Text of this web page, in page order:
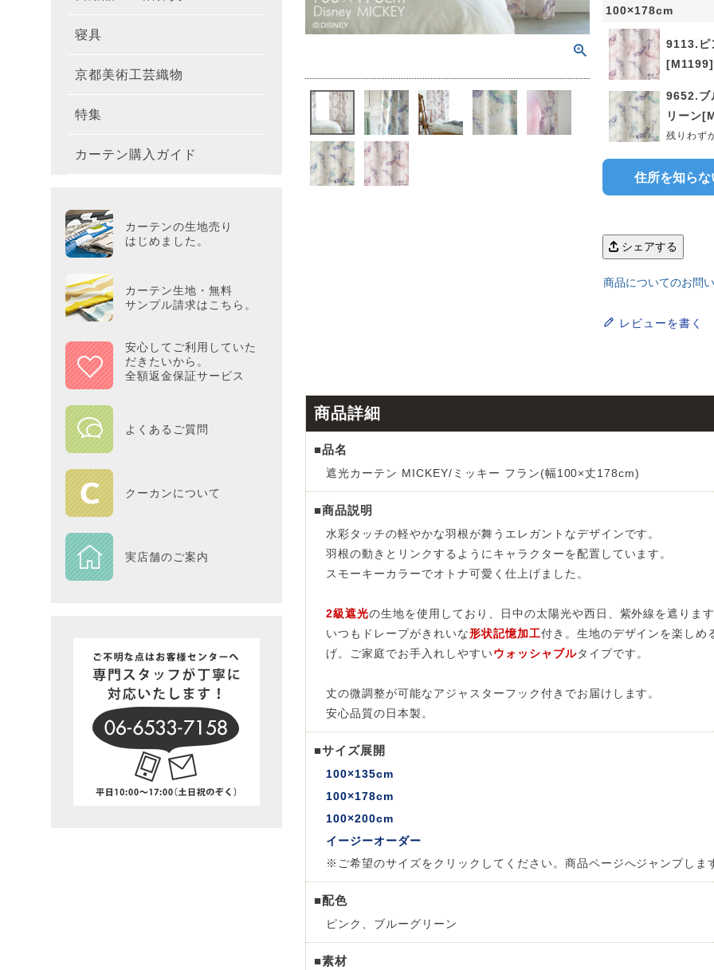
ミラーレースカーテン
防炎レースカーテン
モダン柄(厚地カーテン)
花・植物柄(レースカーテン)
無地・無地調(レースカーテン)
カーテン生地 無料サンプル
DESIGN LIFE
防炎
既成カーテンサイズの選び方
220×250cm程度
150×150cm（円形）
200×200cm（円形）
その他のサイズ
アレルゲン抑制ラグ
洗えるラグ
滑り止め加工ラグ
冷感・涼感ラグ
352×352cm（江戸間8畳）
286×286cm（本間4.5畳）
286×382cm（本間6畳）
カーペットのお手入れ方法
雑貨
キャラクターで選ぶ
ミッキー／MICKEY
プー／POOH
プレミアムコレクション
布・生地
キッチン小物
リビング用品
玄関用品
バス・トイレ・ランドリー
寝具 布団カバー
敷きパッド
枕
京都美術工芸織物 風呂敷
テーブルセンター
革小物
特集 北欧インテリア特集
colne
MILK HOME（ミルクホーム）
maison de reve
HOME
DESIGN LIFE
Piece
NEXTHOME
BIG SIZE RUG
在庫一掃アウトレット
カーテン購入ガイド カーテンサイズの測り方
カーテンの生地売り
はじめました。
カーテン生地・無料
サンプル請求はこちら。
安心してご利用していた
だきたいから。
全額返金保証サービス
よくあるご質問
クーカンについて
実店舗のご案内
須
100×178cm
9113.ピ
[M1199]
9652.ブ
リーン
残りわず
住所を知ら
シェアする
商品についてのお問
レビューを書く
商品詳細
■品名
遮光カーテン MICKEY/ミッキー フラン(幅100×丈178cm)
■商品説明
水彩タッチの軽やかな羽根が舞うエレガントなデザインです。
羽根の動きとリンクするようにキャラクターを配置しています。
スモーキーカラーでオトナ可愛く仕上げました。
2級遮光の生地を使用しており、日中の太陽光や西日、紫外線を遮りま
いつもドレープがきれいな形状記憶加工付き。生地のデザインを楽し
げ。ご家庭でお手入れしやすいウォッシャブルタイプです。
丈の微調整が可能なアジャスターフック付きでお届けします。
安心品質の日本製。
■サイズ展開
100×135cm
100×178cm
100×200cm
イージーオーダー
※ご希望のサイズをクリックしてください。商品ページへジャンプしま
■配色
ピンク、ブルーグリーン
■素材